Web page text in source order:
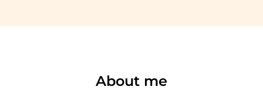
About me